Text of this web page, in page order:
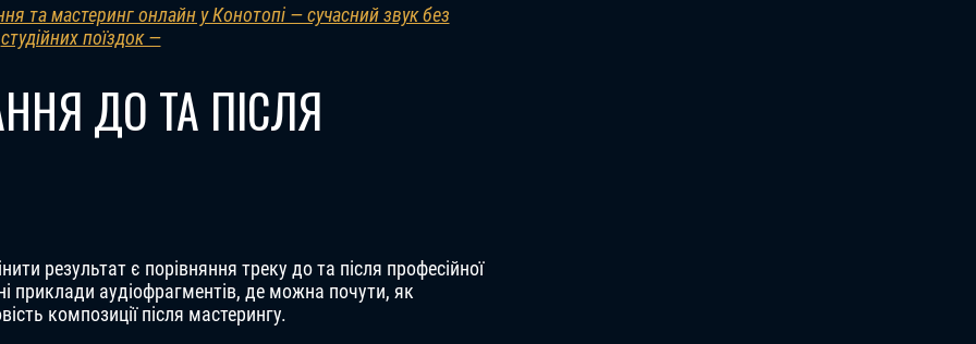
та мастеринг онлайн у Конотопі — сучасний звук без
студійних поїздок —
ДО ТА ПІСЛЯ
результат є порівняння треку до та після професійної
приклади аудіофрагментів, де можна почути, як
композиції після мастерингу.